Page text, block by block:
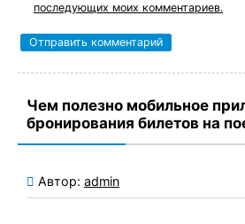
последующих моих комментариев.
Чем полезно мобильное
бронирования билетов на
Автор: admin